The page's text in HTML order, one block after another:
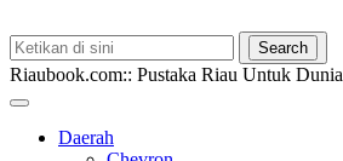
Riaubook.com:: Pustaka Riau Untuk Dunia
Daerah